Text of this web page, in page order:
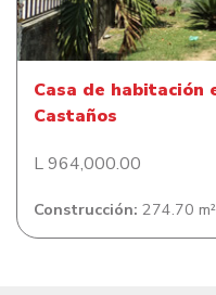
Casa de habitación
Castaños
L 964,000.00
Construcción: 274.70 m²